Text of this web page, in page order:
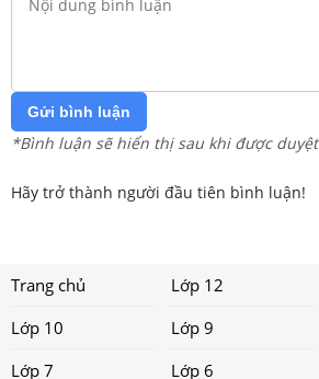
Gửi bình luận
*Bình luận sẽ hiển thị sau khi được duyệt
Hãy trở thành người đầu tiên bình luận!
Trang chủ Lớp 12
Lớp 10
Lớp 9
Lớp 7
Lớp 6